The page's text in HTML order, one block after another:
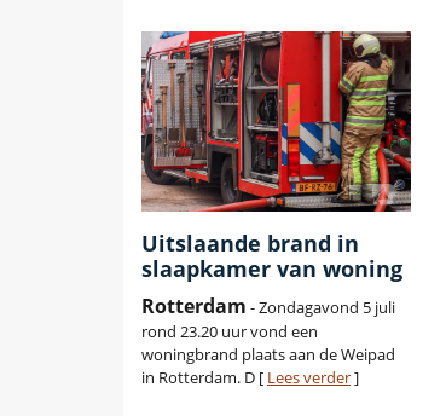
Uitslaande brand in
slaapkamer van woning
Rotterdam - Zondagavond 5 juli
rond 23.20 uur vond een
woningbrand plaats aan de Weipad
in Rotterdam. D [ Lees verder]